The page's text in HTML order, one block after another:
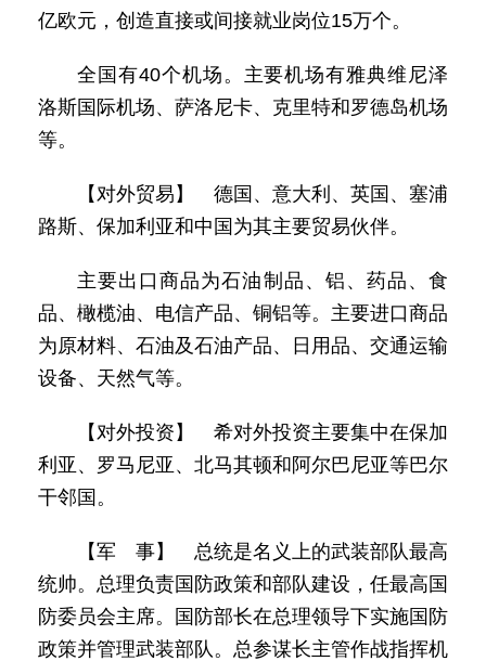
亿欧元，创造直接或间接就业岗位15万个。
全国有40个机场。主要机场有雅典维尼泽
洛斯国际机场、萨洛尼卡、克里特和罗德岛机场
等。
【对外贸易】 德国、意大利、英国、塞浦
路斯、保加利亚和中国为其主要贸易伙伴。
主要出口商品为石油制品、铝、药品、食
品、橄榄油、电信产品、铜铝等。主要进口商品
为原材料、石油及石油产品、日用品、交通运输
设备、天然气等。
【对外投资】 希对外投资主要集中在保加
利亚、罗马尼亚、北马其顿和阿尔巴尼亚等巴尔
干邻国。
【军 事】 总统是名义上的武装部队最高
统帅。总理负责国防政策和部队建设，任最高国
防委员会主席。国防部长在总理领导下实施国防
政策并管理武装部队。总参谋长主管作战指挥机